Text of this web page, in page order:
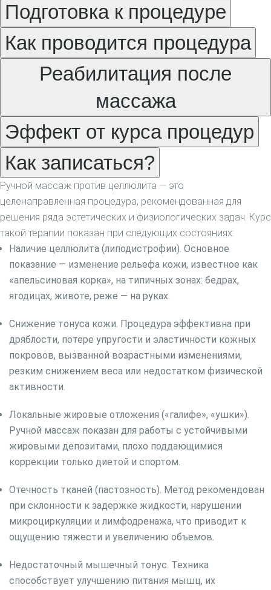
Лазерная эпиляция верхней губы
Лазерная эпиляция живота
Лазерная эпиляция лица
Лазерная эпиляция ног
Лазерная эпиляция подмышек
Лазерная эпиляция спины
Лазерная эпиляция ягодиц
Ресницы
Наращивание ресниц
Ламинирование ресниц
Химическая завивка ресниц
Окрашивание ресниц
Брови
Ламинирование бровей
Коррекция бровей
Окрашивание бровей
Микроблейдинг
Архитектура бровей
Коррекция фигуры
Маникюр
Классический маникюр
Французский маникюр
Детский маникюр (до 12 лет)
Мужской маникюр
Аппаратный маникюр
Европейский необрезной маникюр
Педикюр
Классический педикюр
Мужской педикюр
Детский педикюр
Подготовка к процедуре
Как проводится процедура
Реабилитация после
массажа
Эффект от курса процедур
Как записаться?
Ручной массаж против целлюлита — это
целенаправленная процедура, рекомендованная для
решения ряда эстетических и физиологических задач. Курс
такой терапии показан при следующих состояниях:
Наличие целлюлита (липодистрофии). Основное
показание — изменение рельефа кожи, известное как
«апельсиновая корка», на типичных зонах: бедрах,
ягодицах, животе, реже — на руках.
Снижение тонуса кожи. Процедура эффективна при
дряблости, потере упругости и эластичности кожных
покровов, вызванной возрастными изменениями,
резким снижением веса или недостатком физической
активности.
Локальные жировые отложения («галифе», «ушки»).
Ручной массаж показан для работы с устойчивыми
жировыми депозитами, плохо поддающимися
коррекции только диетой и спортом.
Отечность тканей (пастозность). Метод рекомендован
при склонности к задержке жидкости, нарушении
микроциркуляции и лимфодренажа, что приводит к
ощущению тяжести и увеличению объемов.
Недостаточный мышечный тонус. Техника
способствует улучшению питания мышц, их